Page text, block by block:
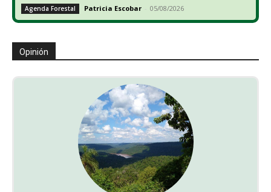
Agenda Forestal Patricia Escobar - 05/08/2026
Opinión